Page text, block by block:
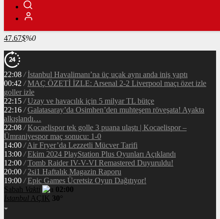
49.06
%-1.9
TETHER
47.67$%0
22:08 / İstanbul Havalimanı’na üç uçak aynı anda iniş yaptı
00:42 / MAÇ ÖZETİ İZLE: Arsenal 2-2 Liverpool maçı özet izle
goller izle
22:15 / Uzay ve havacılık için 5 milyar TL bütçe
22:16 / Galatasaray’da Osimhen’den muhteşem röveşata! Ayakta
alkışlandı…
22:08 / Kocaelispor tek golle 3 puana ulaştı | Kocaelispor –
Ümraniyespor maç sonucu: 1-0
14:00 / Air Fryer’da Lezzetli Mücver Tarifi
13:00 / Ekim 2024 PlayStation Plus Oyunları Açıklandı
12:00 / Tomb Raider IV-V-VI Remastered Duyuruldu!
20:00 / 2si1 Haftalık Magazin Raporu
19:00 / Epic Games Ücretsiz Oyun Dağıtıyor!
Sabah Vakti
02:00
İstanbul AÇIK 30°